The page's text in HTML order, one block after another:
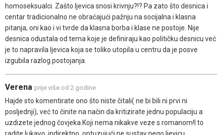
homoseksualci. Zašto ljevica snosi krivnju?!? Pa zato što desnica i
centar tradicionalno ne obraćajući pažnju na socijalna i klasna
pitanja, oni kao i vi tvrde da klasna borba i klase ne postoje. Nije
desnica odustala od tema koje je definiraju kao političku desnicu već
je to napravila ljevica koja se toliko utopila u centru da je posve
izgubila razlog postojanja.
Verena prije više od 2 godine
Hajde sto komentirate ono što niste čitali( ne bi bili ni prvi ni
posljednji), već to činite na način da kritizirate jednu populaciju a
uzdizete jednog čovjeka.Koji nema nikakve veze s romanom!I to